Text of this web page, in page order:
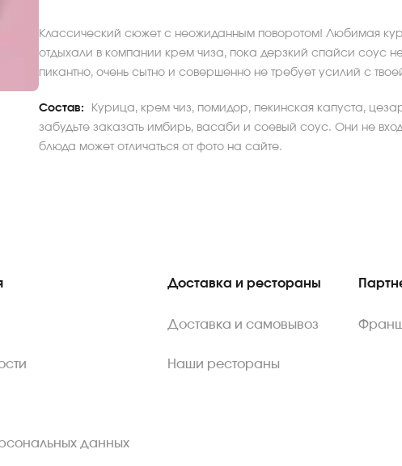
Классический сюжет с неожиданным поворотом! Любимая
отдыхали в компании крем чиза, пока дерзкий спайси соус
пикантно, очень сытно и совершенно не требует усилий с
Состав:
Курица, крем чиз, помидор, пекинская капуста,
забудьте заказать имбирь, васаби и соевый соус. Они не
блюда может отличаться от фото на сайте.
данных
Доставка и рестораны
Доставка и самовывоз
Наши рестораны